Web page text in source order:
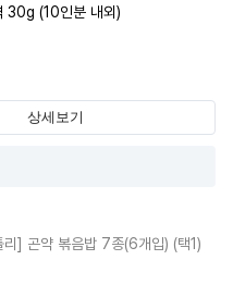
30g (10인분 내외)
상세보기
리] 곤약 볶음밥 7종(6개입) (택1)